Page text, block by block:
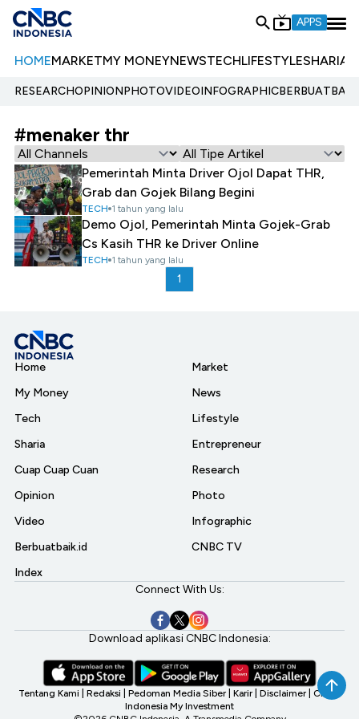
APPS
HOMEMARKETMY MONEYNEWSTECHLIFESTYLESHARIA
RESEARCHOPINIONPHOTOVIDEOINFOGRAPHIC
#menaker thr
Pemerintah Minta Driver Ojol Dapat THR,
Grab dan Gojek Bilang Begini
TECH 1 tahun yang lalu
Demo Ojol, Pemerintah Minta Gojek-Grab
Cs Kasih THR ke Driver Online
TECH 1 tahun yang lalu
1
Home
My Money
Tech
Sharia
Cuap Cuap Cuan
Opinion
Video
Berbuatbaik.id
Index
Market
News
Lifestyle
Entrepreneur
Research
Photo
Infographic
CNBC TV
Connect With Us:
Download aplikasi CNBC Indonesia:
Tentang Kami Redaksi Pedoman Media Siber Karir Disclaimer CNBC
Indonesia My Investment